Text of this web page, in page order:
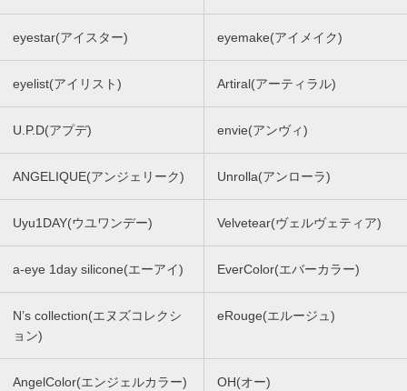
eyestar(アイスター) eyemake(アイメイク)
eyelist(アイリスト) Artiral(アーティラル)
U.P.D(アプデ) envie(アンヴィ)
ANGELIQUE(アンジェリーク) Unrolla(アンローラ)
Uyu1DAY(ウユワンデー) Velvetear(ヴェルヴェティア)
a-eye 1day silicone(エーアイ) EverColor(エバーカラー)
N’s collection(エヌズコレクシ
ョン)
eRouge(エルージュ)
AngelColor(エンジェルカラー) OH(オー)